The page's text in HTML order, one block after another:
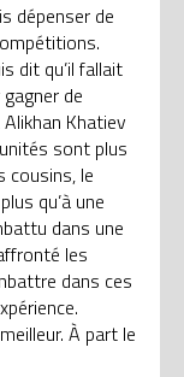
dépenser de
dit qu’il fallait
de
Khatiev
sont plus
cousins, le
qu’à une
dans une
les
dans ces
À part le